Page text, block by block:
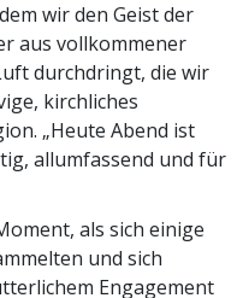
wir den Geist der
aus vollkommener
durchdringt, die wir
kirchliches
„Heute Abend ist
allumfassend und für
als sich einige
und sich
Engagement